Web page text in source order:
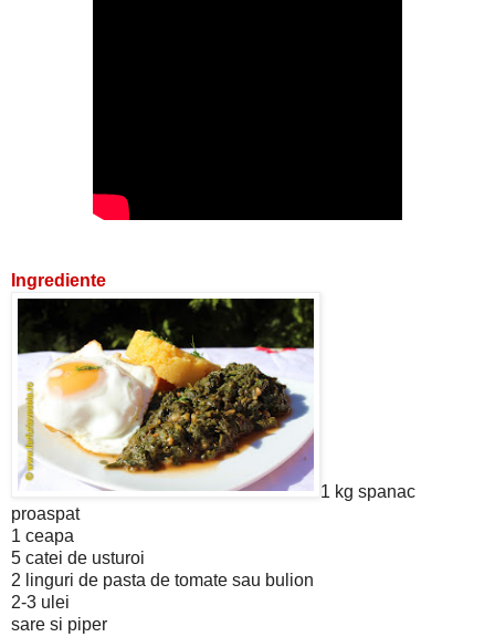
Ingrediente
1 kg spanac
proaspat
1 ceapa
5 catei de usturoi
2 linguri de pasta de tomate sau bulion
2-3 ulei
sare si piper